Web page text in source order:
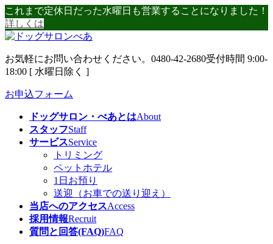
コ
ン
テ
ツ
へ
キ
ナ
ビ
ゲ
シ
ョ
に
これまで定休日だった水曜日も営業することになりました！
詳しくは
お気軽にお問い合わせください。 0480-42-2680受付時間 9:00-
18:00 [ 水曜日除く ]
お申込フォーム
ドッグサロン・べあとはAbout
スタッフStaff
サービスService
トリミング
ペットホテル
1日お預り
送迎（お車での送り迎え）
当店へのアクセスAccess
採用情報Recruit
質問と回答(FAQ)FAQ